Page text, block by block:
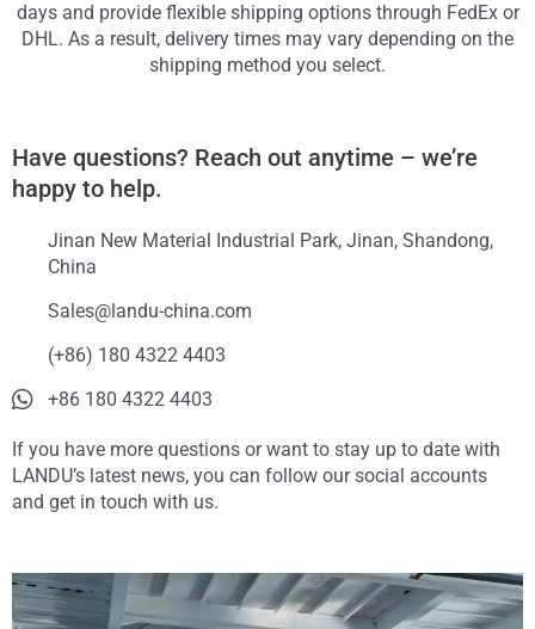
days and provide flexible shipping options through FedEx or
DHL. As a result, delivery times may vary depending on the
shipping method you select.
Have questions? Reach out anytime – we’re
happy to help.
Jinan New Material Industrial Park, Jinan, Shandong,
China
Sales@landu-china.com
(+86) 180 4322 4403
+86 180 4322 4403
If you have more questions or want to stay up to date with
LANDU’s latest news, you can follow our social accounts
and get in touch with us.